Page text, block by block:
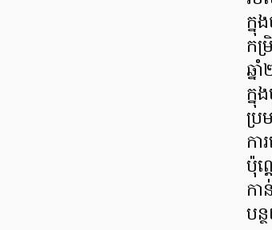
ក្នុ
កម្
ឆ្ន
ក្នុ
ប្រ
កា
ប៉ុណ្
កា
បន្